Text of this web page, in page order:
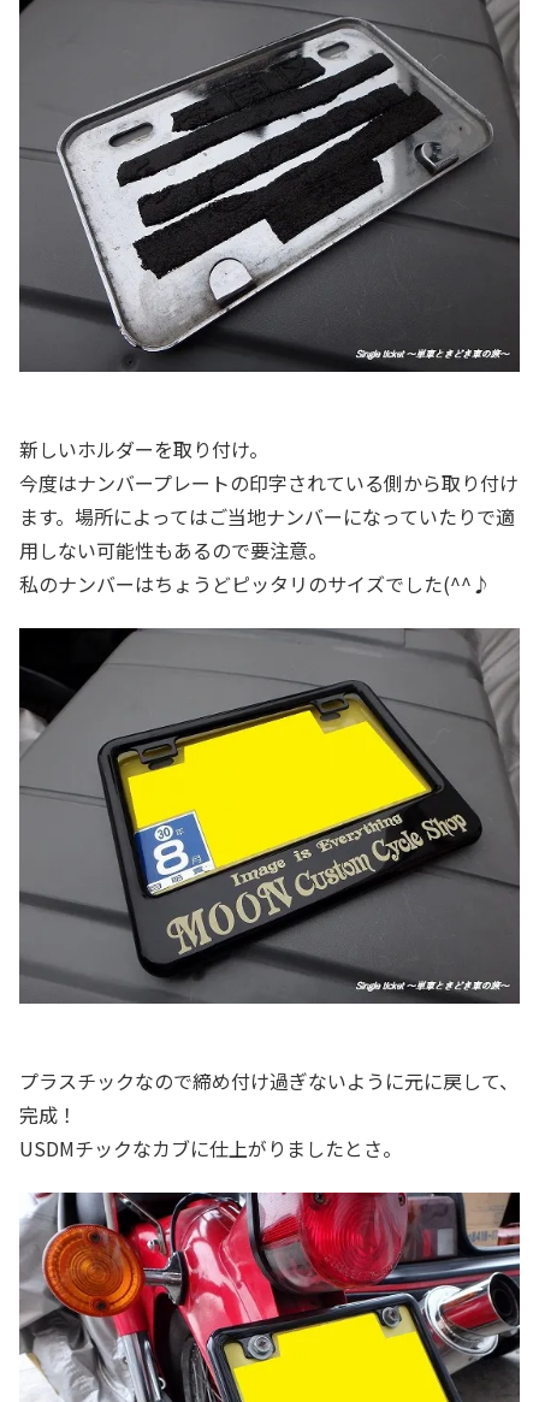
新しいホルダーを取り付け。
今度はナンバープレートの印字されている側から取り付け
ます。場所によってはご当地ナンバーになっていたりで適
用しない可能性もあるので要注意。
私のナンバーはちょうどピッタリのサイズでした(^^♪
プラスチックなので締め付け過ぎないように元に戻して、
完成！
USDMチックなカブに仕上がりましたとさ。